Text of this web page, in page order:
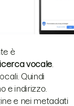
è
vocale
Quindi
e indirizzo.
e nei metadati